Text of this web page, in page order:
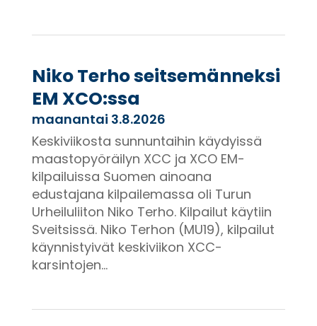
Niko Terho seitsemänneksi
EM XCO:ssa
maanantai 3.8.2026
Keskiviikosta sunnuntaihin käydyissä
maastopyöräilyn XCC ja XCO EM-
kilpailuissa Suomen ainoana
edustajana kilpailemassa oli Turun
Urheiluliiton Niko Terho. Kilpailut käytiin
Sveitsissä. Niko Terhon (MU19), kilpailut
käynnistyivät keskiviikon XCC-
karsintojen...